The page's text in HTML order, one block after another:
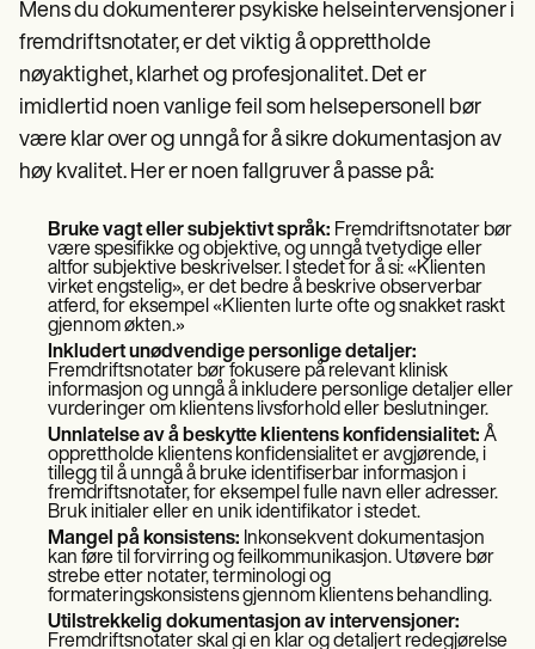
Mens du dokumenterer psykiske helseintervensjoner i
fremdriftsnotater, er det viktig å opprettholde
nøyaktighet, klarhet og profesjonalitet. Det er
imidlertid noen vanlige feil som helsepersonell bør
være klar over og unngå for å sikre dokumentasjon av
høy kvalitet. Her er noen fallgruver å passe på:
Bruke vagt eller subjektivt språk: Fremdriftsnotater bør
være spesifikke og objektive, og unngå tvetydige eller
altfor subjektive beskrivelser. I stedet for å si: «Klienten
virket engstelig», er det bedre å beskrive observerbar
atferd, for eksempel «Klienten lurte ofte og snakket raskt
gjennom økten.»
Inkludert unødvendige personlige detaljer:
Fremdriftsnotater bør fokusere på relevant klinisk
informasjon og unngå å inkludere personlige detaljer eller
vurderinger om klientens livsforhold eller beslutninger.
Unnlatelse av å beskytte klientens konfidensialitet: Å
opprettholde klientens konfidensialitet er avgjørende, i
tillegg til å unngå å bruke identifiserbar informasjon i
fremdriftsnotater, for eksempel fulle navn eller adresser.
Bruk initialer eller en unik identifikator i stedet.
Mangel på konsistens: Inkonsekvent dokumentasjon
kan føre til forvirring og feilkommunikasjon. Utøvere bør
strebe etter notater, terminologi og
formateringskonsistens gjennom klientens behandling.
Utilstrekkelig dokumentasjon av intervensjoner:
Fremdriftsnotater skal gi en klar og detaljert redegjørelse